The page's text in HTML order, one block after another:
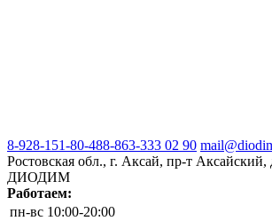
8-928-151-80-488-863-333 02 90
Ростовская обл., г. Аксай, пр-т Аксайский,
ДИОДИМ
Работаем:
пн-вс 10:00-20:00